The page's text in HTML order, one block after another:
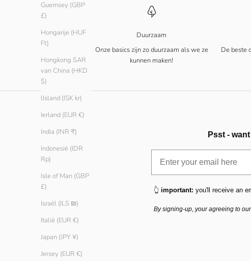
Guernsey (GBP
£)
Hongarije (HUF
Ft)
Hongkong SAR
van China (HKD
$)
IJsland (ISK kr)
Ierland (EUR €)
India (INR ₹)
Indonesië (IDR
Rp)
Isle of Man (GBP
£)
Israël (ILS ₪)
Italië (EUR €)
Japan (JPY ¥)
Jersey (EUR €)
Duurzaam
Onze basics zijn zo duurzaam als we ze
kunnen maken!
De beste
Psst -
👆 important: you'll receive an
By signing-up, your agreeing to our